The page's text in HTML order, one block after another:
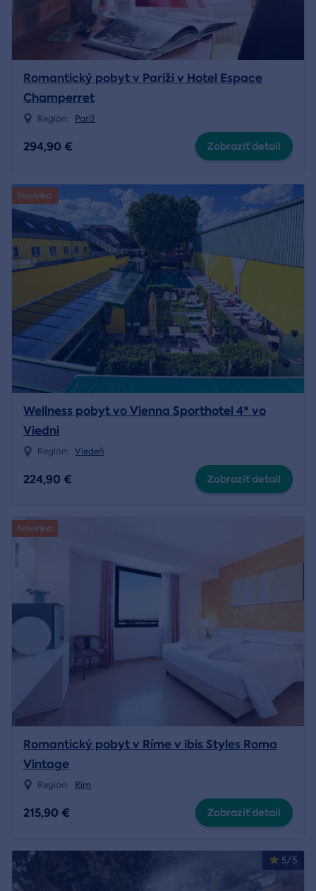
Romantický pobyt v Paríži v Hotel Espace
Champerret
Región: Paríž
294,90 € Zobraziť detail
Novinka
Wellness pobyt vo Vienna Sporthotel 4* vo
Viedni
Región: Viedeň
224,90 € Zobraziť detail
Novinka
Romantický pobyt v Ríme v ibis Styles Roma
Vintage
Región: Rím
215,90 € Zobraziť detail
5/5